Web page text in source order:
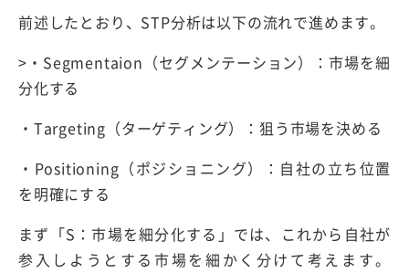
前述したとおり、STP分析は以下の流れで進めます。
>・Segmentaion（セグメンテーション）：市場を細
分化する
・Targeting（ターゲティング）：狙う市場を決める
・Positioning（ポジショニング）：自社の立ち位置
を明確にする
まず「S：市場を細分化する」では、これから自社が
参入しようとする市場を細かく分けて考えます。